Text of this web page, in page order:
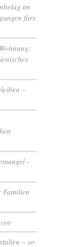
im
fürs
–
–
Familien
– so